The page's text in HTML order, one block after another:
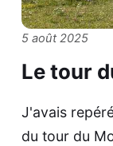
5 août 2025
Le tour
J'avais
du tour du